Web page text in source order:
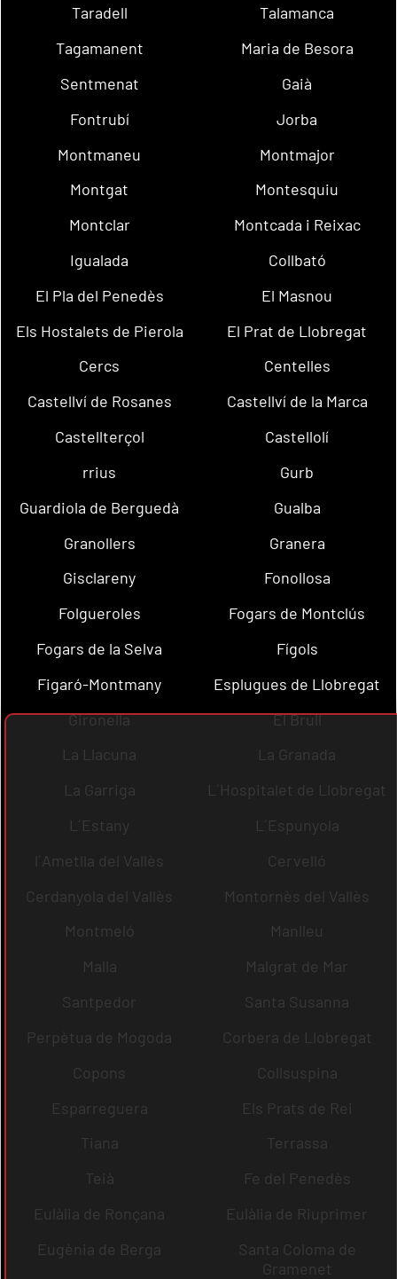
Taradell
Talamanca
Tagamanent
Maria de Besora
Sentmenat
Gaià
Fontrubí
Jorba
Montmaneu
Montmajor
Montgat
Montesquiu
Montclar
Montcada i Reixac
Igualada
Collbató
El Pla del Penedès
El Masnou
Els Hostalets de Pierola
El Prat de Llobregat
Cercs
Centelles
Castellví de Rosanes
Castellví de la Marca
Castellterçol
Castellolí
rrius
Gurb
Guardiola de Berguedà
Gualba
Granollers
Granera
Gisclareny
Fonollosa
Folgueroles
Fogars de Montclús
Fogars de la Selva
Fígols
Figaró-Montmany
Esplugues de Llobregat
Gironella
El Brull
La Llacuna
La Granada
La Garriga
L´Hospitalet de Llobregat
L´Estany
L´Espunyola
l´Ametlla del Vallès
Cervelló
Cerdanyola del Vallès
Montornès del Vallès
Montmeló
Manlleu
Malla
Malgrat de Mar
Santpedor
Santa Susanna
Perpètua de Mogoda
Corbera de Llobregat
Copons
Collsuspina
Esparreguera
Els Prats de Rei
Tiana
Terrassa
Teià
Fe del Penedès
Eulàlia de Ronçana
Eulàlia de Riuprimer
Eugènia de Berga
Santa Coloma de
Gramenet